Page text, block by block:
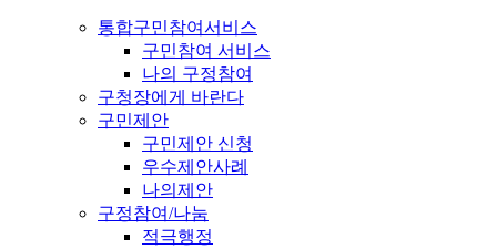
통합구민참여서비스
구민참여 서비스
나의 구정참여
구청장에게 바란다
구민제안
구민제안 신청
우수제안사례
나의제안
구정참여/나눔
적극행정